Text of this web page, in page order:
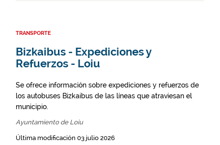
TRANSPORTE
Bizkaibus - Expediciones y
Refuerzos - Loiu
Se ofrece información sobre expediciones y refuerzos de
los autobuses Bizkaibus de las líneas que atraviesan el
municipio.
Ayuntamiento de Loiu
Última modificación 03 julio 2026